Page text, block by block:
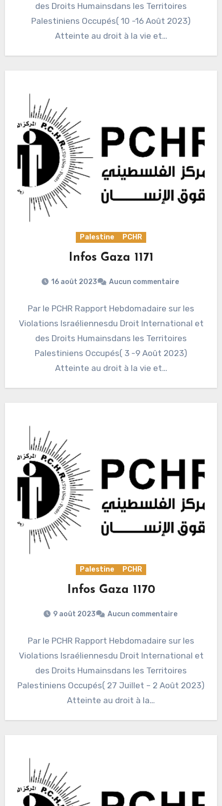
des Droits Humainsdans les Territoires
Palestiniens Occupés( 10 -16 Août 2023)
Atteinte au droit à la vie et…
Palestine PCHR
Infos Gaza 1171
16 août 2023 Aucun commentaire
Par le PCHR Rapport Hebdomadaire sur les
Violations Israéliennesdu Droit International et
des Droits Humainsdans les Territoires
Palestiniens Occupés( 3 -9 Août 2023)
Atteinte au droit à la vie et…
Palestine PCHR
Infos Gaza 1170
9 août 2023 Aucun commentaire
Par le PCHR Rapport Hebdomadaire sur les
Violations Israéliennesdu Droit International et
des Droits Humainsdans les Territoires
Palestiniens Occupés( 27 Juillet – 2 Août 2023)
Atteinte au droit à la…